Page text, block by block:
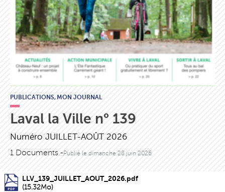
PUBLICATIONS,MON JOURNAL
Laval la Ville n° 139
Numéro JUILLET-AOÛT 2026
1 Documents -Publié ledimanche 28 juin 2026
LLV_139_JUILLET_AOUT_2026.pdf
(15.32Mo)